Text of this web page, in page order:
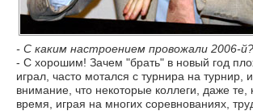
- С каким настроением провожали 2006-й?
- С хорошим! Зачем "брать" в новый год
играл, часто мотался с турнира на
внимание, что некоторые коллеги, даже
время, играя на многих соревнованиях,